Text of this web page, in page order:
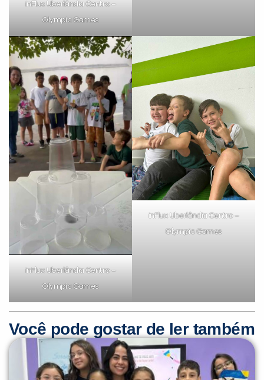
inFlux Uberlândia Centro –
Olympic Games
inFlux Uberlândia Centro –
Olympic Games
inFlux Uberlândia Centro –
Olympic Games
Você pode gostar de ler também